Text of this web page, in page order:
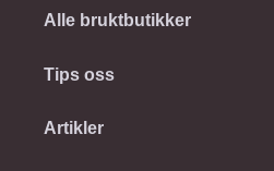
Alle bruktbutikker
Tips oss
Artikler